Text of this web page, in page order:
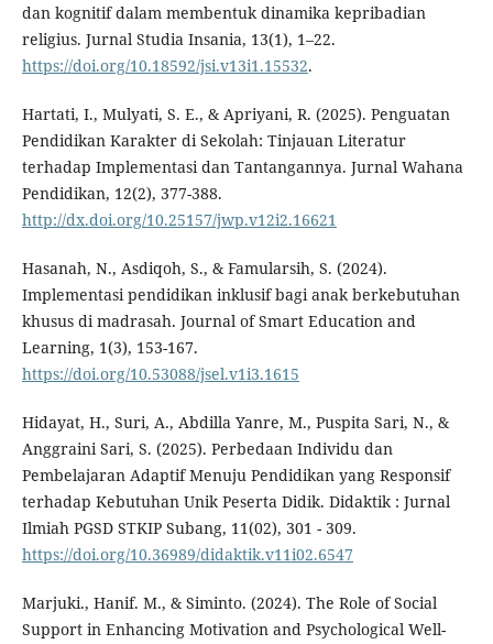
dan kognitif dalam membentuk dinamika kepribadian
religius. Jurnal Studia Insania, 13(1), 1–22.
https://doi.org/10.18592/jsi.v13i1.15532.
Hartati, I., Mulyati, S. E., & Apriyani, R. (2025). Penguatan
Pendidikan Karakter di Sekolah: Tinjauan Literatur
terhadap Implementasi dan Tantangannya. Jurnal Wahana
Pendidikan, 12(2), 377-388.
http://dx.doi.org/10.25157/jwp.v12i2.16621
Hasanah, N., Asdiqoh, S., & Famularsih, S. (2024).
Implementasi pendidikan inklusif bagi anak berkebutuhan
khusus di madrasah. Journal of Smart Education and
Learning, 1(3), 153-167.
https://doi.org/10.53088/jsel.v1i3.1615
Hidayat, H., Suri, A., Abdilla Yanre, M., Puspita Sari, N., &
Anggraini Sari, S. (2025). Perbedaan Individu dan
Pembelajaran Adaptif Menuju Pendidikan yang Responsif
terhadap Kebutuhan Unik Peserta Didik. Didaktik : Jurnal
Ilmiah PGSD STKIP Subang, 11(02), 301 - 309.
https://doi.org/10.36989/didaktik.v11i02.6547
Marjuki., Hanif. M., & Siminto. (2024). The Role of Social
Support in Enhancing Motivation and Psychological Well-